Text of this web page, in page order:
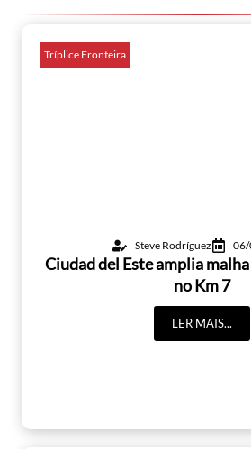
Tríplice Fronteira
Steve Rodríguez
Ciudad del Este amplia
no Km 7
LER MAIS...